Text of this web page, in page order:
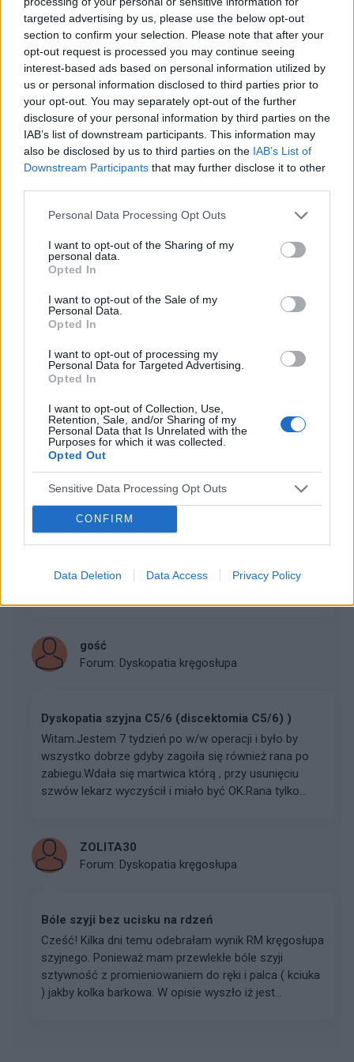
targeted advertising by us, please use the below opt-out
section to confirm your selection. Please note that after your
opt-out request is processed you may continue seeing
interest-based ads based on personal information utilized by
us or personal information disclosed to third parties prior to
your opt-out. You may separately opt-out of the further
disclosure of your personal information by third parties on the
IAB’s list of downstream participants. This information may
also be disclosed by us to third parties on the IAB’s List of
Downstream Participants that may further disclose it to other
Personal Data Processing Opt Outs
I want to opt-out of the Sharing of my
personal data.
Opted In
I want to opt-out of the Sale of my
Personal Data.
Opted In
I want to opt-out of processing my
Personal Data for Targeted Advertising.
Opted In
I want to opt-out of Collection, Use,
Retention, Sale, and/or Sharing of my
Personal Data that Is Unrelated with the
Purposes for which it was collected.
Opted Out
Sensitive Data Processing Opt Outs
CONFIRM
Data Deletion Data Access Privacy Policy
sylwiawalasiak
Forum: Niepełnosprawność
Poszukuję neurologa
Witam, poszukuję neurologa w okolicach Wrocławia
lub Legnicy , który się zajmie leczeniem spastycznosci
ćma1996
Forum:
Niedotlenienie mózgu zielone wody płodowe
sytuacji medycznej oraz o doradztwo w kwestii
dalszej diagnostyki neurologicznej. Mam 30 lat i od
dłuższego czasu zmagam się z barierami fizycznymi i
po...
gość
Egzoszkielet Mafell BB-1
BionicBack BB-1. chciał bym go sprzedać bo jest mi
gość
Forum: Dyskopatia kręgosłupa
Dyskopatia szyjna C5/6 (discektomia C5/6) )
Witam.Jestem 7 tydzień po w/w operacji i było by
wszystko dobrze gdyby zagoiła się również rana po
zabiegu.Wdała się martwica którą , przy usunięciu
szwów lekarz wyczyścił i miało być OK.Rana tylko...
ZOLITA30
Forum: Dyskopatia kręgosłupa
Bóle szyji bez ucisku na rdzeń
Cześć! Kilka dni temu odebrałam wynik RM kręgosłupa
szyjnego. Ponieważ mam przewlekłe bóle szyji
sztywność z promieniowaniem do ręki i palca ( kciuka
) jakby kolka barkowa. W opisie wyszło iż jest...